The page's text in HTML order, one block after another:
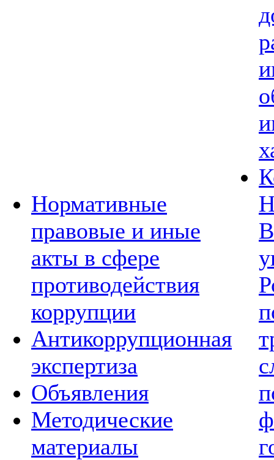
Нормативные
правовые и иные
акты в сфере
противодействия
коррупции
Антикоррупционная
экспертиза
Объявления
Методические
материалы